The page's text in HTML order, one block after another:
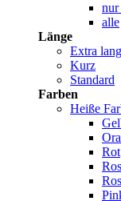
alle
Länge
Extra lang
Kurz
Standard
Farben
Heiße
Rot